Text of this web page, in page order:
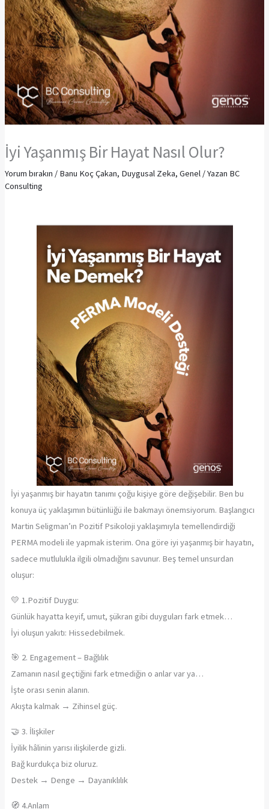
İyi Yaşanmış Bir Hayat Nasıl Olur?
Yorum bırakın / Banu Koç Çakan, Duygusal Zeka, Genel/ Yazan BC
Consulting
İyi yaşanmış bir hayatın tanımı çoğu kişiye göre değişebilir. Ben bu
konuya üç yaklaşımın bütünlüğü ile bakmayı önemsiyorum. Başlangıcı
Martin Seligman’ın Pozitif Psikoloji yaklaşımıyla temellendirdiği
PERMA modeli ile yapmak isterim. Ona göre iyi yaşanmış bir hayatın,
sadece mutlulukla ilgili olmadığını savunur. Beş temel unsurdan
oluşur:
💛 1.Pozitif Duygu:
Günlük hayatta keyif, umut, şükran gibi duyguları fark etmek…
İyi oluşun yakıtı: Hissedebilmek.
🎯 2. Engagement – Bağlılık
Zamanın nasıl geçtiğini fark etmediğin o anlar var ya…
İşte orası senin alanın.
Akışta kalmak → Zihinsel güç.
🤝 3. İlişkiler
İyilik hâlinin yarısı ilişkilerde gizli.
Bağ kurdukça biz oluruz.
Destek → Denge → Dayanıklılık
🧭 4.Anlam